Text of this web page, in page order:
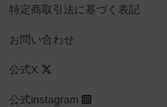
特定商取引法に基づく表記
お問い合わせ
公式X
公式instagram